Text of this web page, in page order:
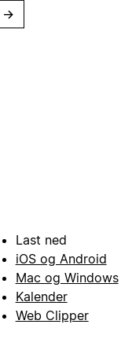
→
Last ned
iOS og Android
Mac og Windows
Kalender
Web Clipper